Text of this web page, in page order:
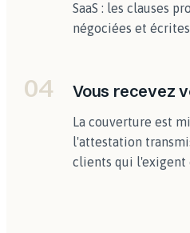
SaaS : les clauses
négociées et
04 Vous recevez
La couverture est
l'attestation
clients qui l'exigent